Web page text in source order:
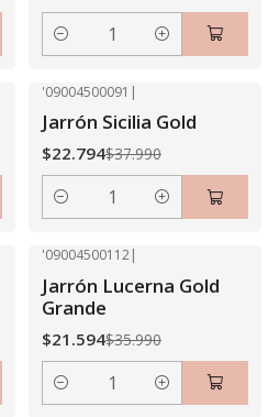
Cantidad
'09004500091 |
Jarrón Sicilia Gold
$22.794$37.990
Cantidad
'09004500112|
Jarrón Lucerna Gold
Grande
$21.594$35.990
Cantidad